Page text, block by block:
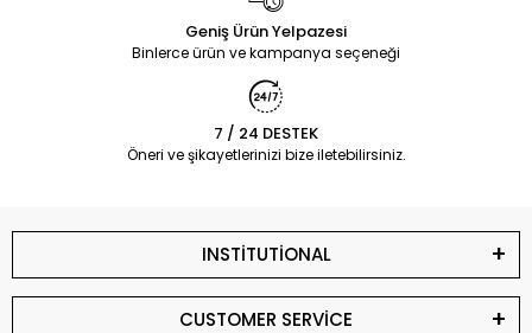
Geniş Ürün Yelpazesi
Binlerce ürün ve kampanya seçeneği
7 / 24 DESTEK
Öneri ve şikayetlerinizi bize iletebilirsiniz.
INSTİTUTİONAL
CUSTOMER SERVİCE